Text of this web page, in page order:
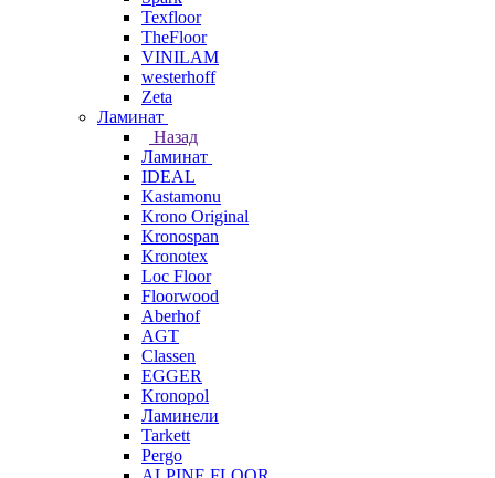
Texfloor
TheFloor
VINILAM
westerhoff
Zeta
Ламинат
Назад
Ламинат
IDEAL
Kastamonu
Krono Original
Kronospan
Kronotex
Loc Floor
Floorwood
Aberhof
AGT
Classen
EGGER
Kronopol
Ламинели
Tarkett
Pergo